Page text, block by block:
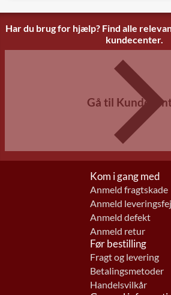
Har du brug for hjælp? Find alle
kundecenter.
Gå til
Kom i gang med
Anmeld fragtskade
Anmeld
Anmeld defekt
Anmeld retur
Før bestilling
Fragt og levering
Betalingsmetoder
Handelsvilkår